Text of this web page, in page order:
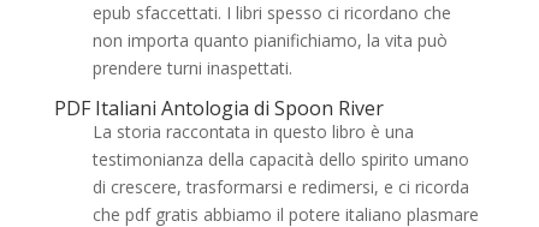
epub sfaccettati. I libri spesso ci ricordano che
non importa quanto pianifichiamo, la vita può
prendere turni inaspettati.
PDF Italiani Antologia di Spoon River
La storia raccontata in questo libro è una
testimonianza della capacità dello spirito umano
di crescere, trasformarsi e redimersi, e ci ricorda
che pdf gratis abbiamo il potere italiano plasmare